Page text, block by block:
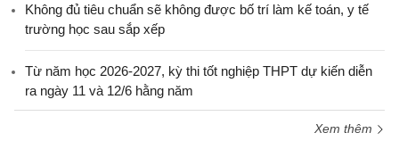
Không đủ tiêu chuẩn sẽ không được bố trí làm kế toán, y tế
trường học sau sắp xếp
Từ năm học 2026-2027, kỳ thi tốt nghiệp THPT dự kiến diễn
ra ngày 11 và 12/6 hằng năm
Xem thêm